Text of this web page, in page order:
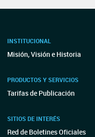
INSTITUCIONAL
Misión, Visión e Historia
PRODUCTOS Y SERVICIOS
Tarifas de Publicación
SITIOS DE INTERÉS
Red de Boletines Oficiales